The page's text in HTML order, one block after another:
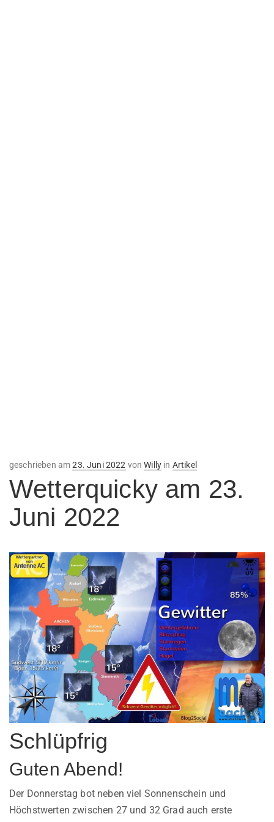
geschrieben amVeröffentlicht
23. Juni 2022 vonWilly in Artikel
Wetterquicky am 23.
Juni 2022
Schlüpfrig
Guten Abend!
Der Donnerstag bot neben viel Sonnenschein und
Höchstwerten zwischen 27 und 32 Grad auch erste